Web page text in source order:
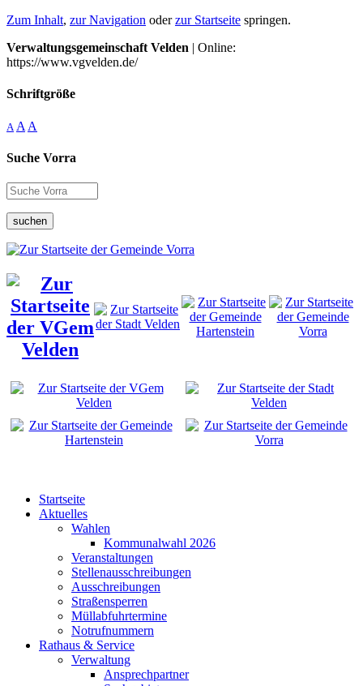
Zum Inhalt, zur Navigation oderzur Startseite springen.
Verwaltungsgemeinschaft Velden | Online:
https://www.vgvelden.de/
Schriftgröße
A A A
Suche Vorra
suchen
Startseite
Aktuelles
Wahlen
Kommunalwahl 2026
Veranstaltungen
Stellenausschreibungen
Ausschreibungen
Straßensperren
Müllabfuhrtermine
Notrufnummern
Rathaus & Service
Verwaltung
Ansprechpartner